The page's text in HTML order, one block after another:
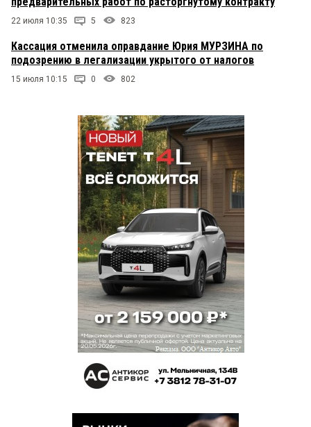
22 июля 10:35 5 823
Кассация отменила оправдание Юрия МУРЗИНА по
подозрению в легализации укрытого от налогов
15 июля 10:15 0 802